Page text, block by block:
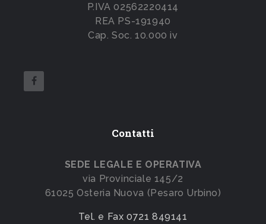
P.IVA 02562220414
REA PS-191940
Cap. Soc. 10.000 iv
Contatti
SEDE LEGALE E OPERATIVA
via Provinciale 145/2
61025 Osteria Nuova (Pesaro Urbino)
Tel. e Fax 0721 849141